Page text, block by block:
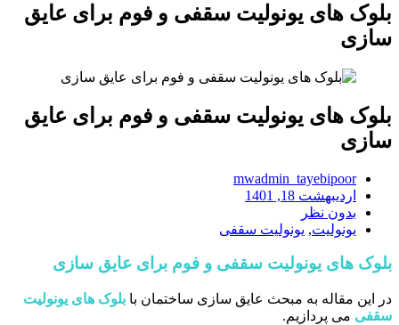
بلوک های یونولیت سقفی و فوم برای عایق
سازی
بلوک های یونولیت سقفی و فوم برای عایق
سازی
mwadmin_tayebipoor
اردیبهشت 18, 1401
بدون نظر
یونولیت, یونولیت سقفی
بلوک های یونولیت سقفی و فوم برای عایق سازی
در این مقاله به مبحث عایق سازی ساختمان با بلوک های یونولیت
سقفی می پردازیم.